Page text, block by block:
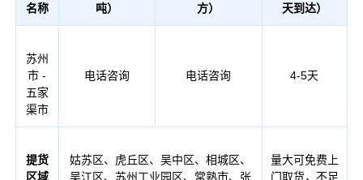
名称
吨）
方）
天到达）
苏州
市 -
五家
渠市
电话咨询 电话咨询 4-5天
提货
区域
姑苏区、虎丘区、吴中区、相城区、
吴江区、苏州工业园区、常熟市、张
量大可免费上
门取货，不足